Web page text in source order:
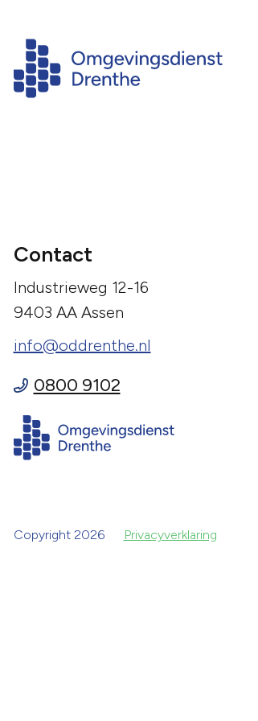
Contact
Industrieweg 12-16
9403 AA Assen
info@oddrenthe.nl
0800 9102
Copyright 2026 Privacyverklaring